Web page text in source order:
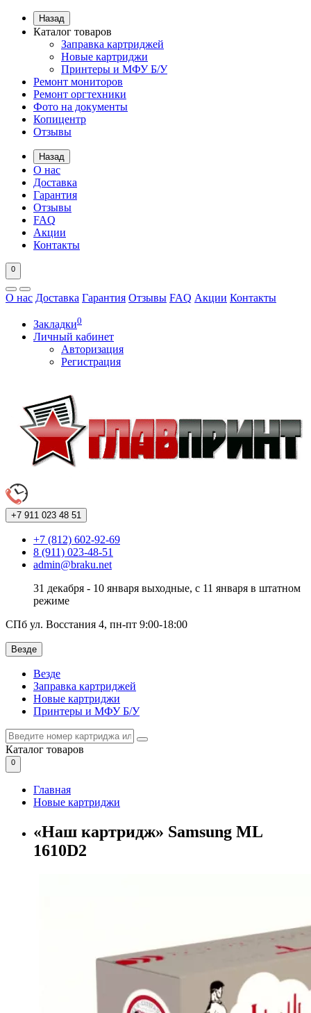
Назад
Каталог товаров
Заправка картриджей
Новые картриджи
Принтеры и МФУ Б/У
Ремонт мониторов
Ремонт оргтехники
Фото на документы
Копицентр
Отзывы
Назад
О нас
Доставка
Гарантия
Отзывы
FAQ
Акции
Контакты
0
О нас Доставка Гарантия Отзывы FAQ Акции Контакты
Закладки0
Личный кабинет
Авторизация
Регистрация
+7 911 023 48 51
+7 (812) 602-92-69
8 (911) 023-48-51
admin@braku.net
31 декабря - 10 января выходные, с 11 января в штатном
режиме
СПб ул. Восстания 4, пн-пт 9:00-18:00
Везде
Везде
Заправка картриджей
Новые картриджи
Принтеры и МФУ Б/У
Каталог товаров
0
Главная
Новые картриджи
«Наш картридж» Samsung ML
1610D2